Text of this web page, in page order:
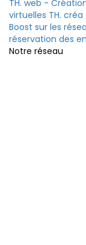
TH. web -
virtuelles TH.
Boost sur les
réservation des
Notre réseau